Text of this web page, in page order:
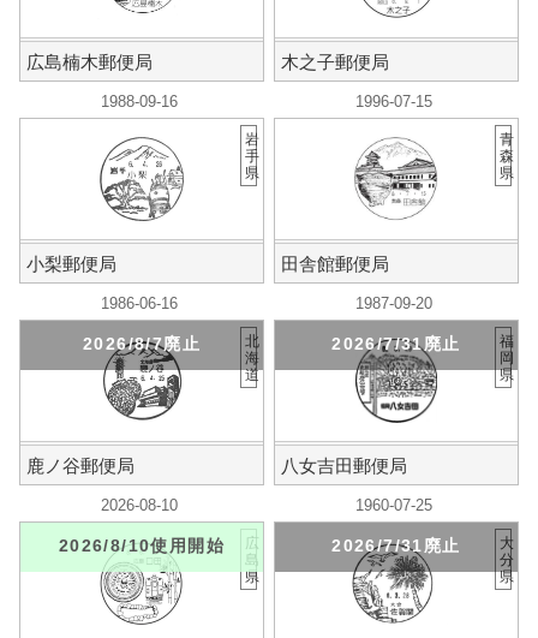
広島楠木郵便局 木之子郵便局
1988-09-16
小梨郵便局
岩
手
県
1996-07-15
田舎館郵便局
青
森
県
1986-06-16
鹿ノ谷郵便局
2026/8/7廃止
北
海
道
1987-09-20
八女吉田郵便局
2026/7/31廃止
福
岡
県
2026-08-10
2026/8/10使用開始
広
島
県
1960-07-25
2026/7/31廃止
大
分
県